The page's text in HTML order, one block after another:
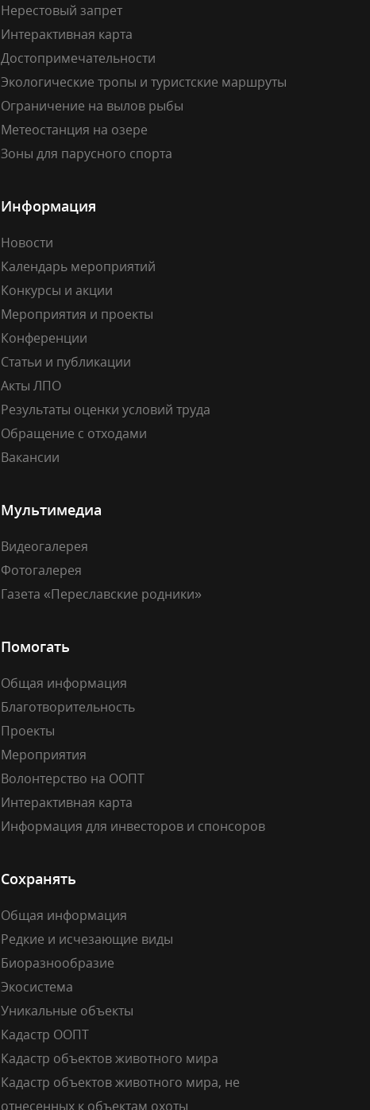
Нерестовый запрет
Интерактивная карта
Достопримечательности
Экологические тропы и туристские маршруты
Ограничение на вылов рыбы
Метеостанция на озере
Зоны для парусного спорта
Информация
Новости
Календарь мероприятий
Конкурсы и акции
Мероприятия и проекты
Конференции
Статьи и публикации
Акты ЛПО
Результаты оценки условий труда
Обращение с отходами
Вакансии
Мультимедиа
Видеогалерея
Фотогалерея
Газета «Переславские родники»
Помогать
Общая информация
Благотворительность
Проекты
Мероприятия
Волонтерство на ООПТ
Интерактивная карта
Информация для инвесторов и спонсоров
Сохранять
Общая информация
Редкие и исчезающие виды
Биоразнообразие
Экосистема
Уникальные объекты
Кадастр ООПТ
Кадастр объектов животного мира
Кадастр объектов животного мира, не
отнесенных к объектам охоты